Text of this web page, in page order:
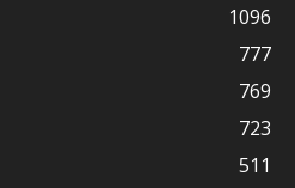
1096
777
769
723
511